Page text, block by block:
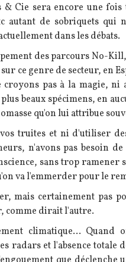
Cie sera encore une fois
autant de sobriquets qui
dans les débats.
des parcours No-
ce genre de secteur, en
pas à la magie, ni
beaux spécimens, en
qu'on lui attribue
truites et ni d'utiliser
n'avons pas besoin
sans trop ramener
va l'emmerder pour le
mais certainement pas
comme dirait l'autre.
climatique... Quand
radars et l'absence totale